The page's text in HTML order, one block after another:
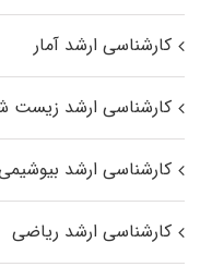
کارشناسی ارشد آمار
کارشناسی ارشد زیست
کارشناسی ارشد بیوشیمی
کارشناسی ارشد ریاضی